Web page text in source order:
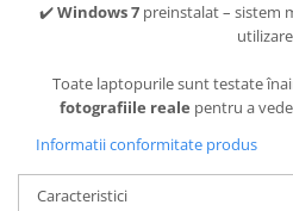
✔️Windows 7 preinstalat – sistem
Toate laptopurile sunt testate
fotografiile reale pentru a
Informatii conformitate produs
Caracteristici